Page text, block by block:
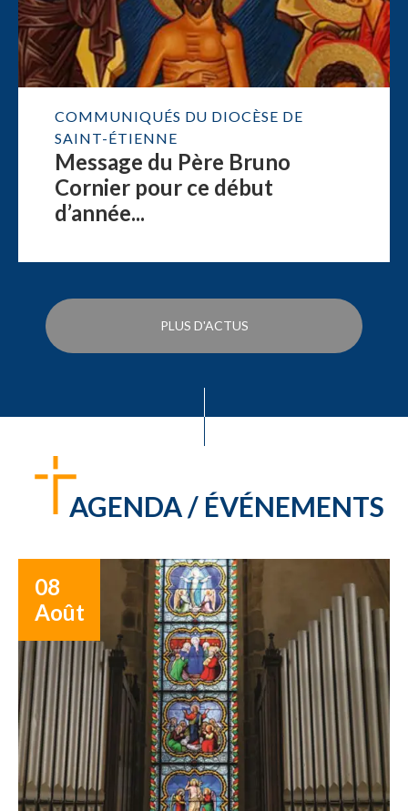
COMMUNIQUÉS DU DIOCÈSE DE
SAINT-ÉTIENNE
Message du Père Bruno
Cornier pour ce début
d’année...
PLUS D'ACTUS
AGENDA / ÉVÉNEMENTS
08
Août